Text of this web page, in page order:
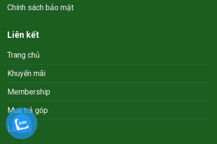
Chính sách bảo mật
Liên kết
Trang chủ
Khuyến mãi
Membership
Mua trả góp
Liên hệ